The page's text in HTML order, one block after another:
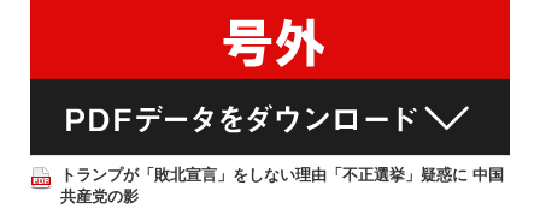
トランプが「敗北宣言」をしない理由「不正選挙」疑惑に 中国
共産党の影